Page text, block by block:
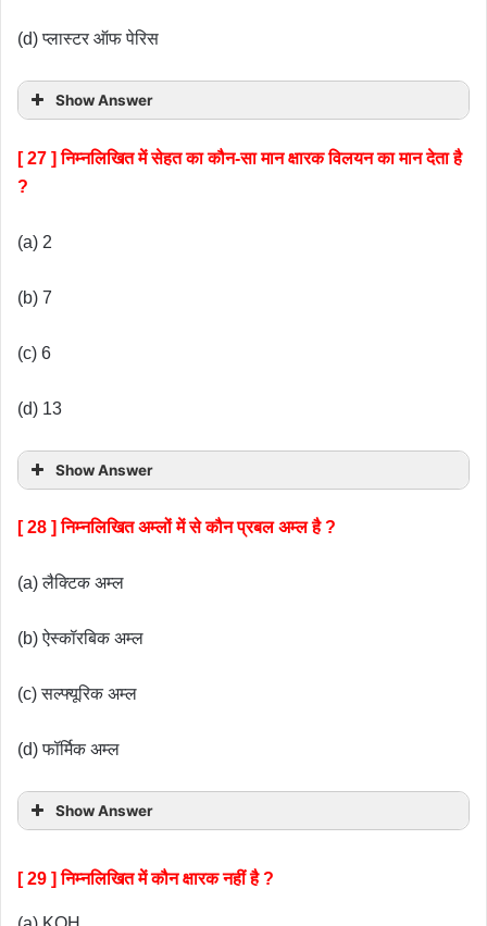
(d) प्लास्टर ऑफ पेरिस
Show Answer
[ 27 ] निम्नलिखित में सेहत का कौन-सा मान क्षारक विलयन का मान देता है
?
(a) 2
(b) 7
(c) 6
(d) 13
Show Answer
[ 28 ] निम्नलिखित अम्लों में से कौन प्रबल अम्ल है ?
(a) लैक्टिक अम्ल
(b) ऐस्कॉरबिक अम्ल
(c) सल्फ्यूरिक अम्ल
(d) फॉर्मिक अम्ल
Show Answer
[ 29 ] निम्नलिखित में कौन क्षारक नहीं है ?